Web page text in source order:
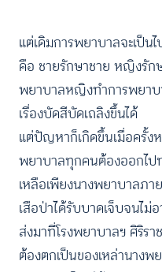
แต่เดิมการพยาบาลจะเป็น
คือ ชายรักษาชาย หญิงรัก
พยาบาลหญิงทำการพยาบ
เรื่องบัดสีบัดเถลิงขึ้นได้
แต่ปัญหาก็เกิดขึ้นเมื่อครั้ง
พยาบาลทุกคนต้องออกไป
เหลือเพียงนางพยาบาลภา
เสือป่าได้รับบาดเจ็บจนไม่
ส่งมาที่โรงพยาบาลฯ ศิริร
ต้องตกเป็นของเหล่านางพ